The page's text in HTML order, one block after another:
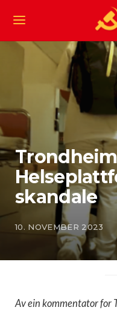
skandale
10. NOVEMBER 2023
Av ein kommentator for